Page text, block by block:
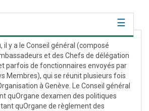
il y a le Conseil général (composé
et des Chefs de délégation
parfois de fonctionnaires envoyés par
Membres), qui se réunit plusieurs fois
à Genève. Le Conseil général
quOrgane dexamen des politiques
quOrgane de règlement des